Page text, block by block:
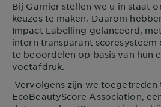
Bij Garnier stellen we u in staat
keuzes te maken. Daarom
Impact Labelling gelanceerd,
intern transparant
te beoordelen op basis van hun
voetafdruk.
Vervolgens zijn we toegetreden
EcoBeautyScore Association,